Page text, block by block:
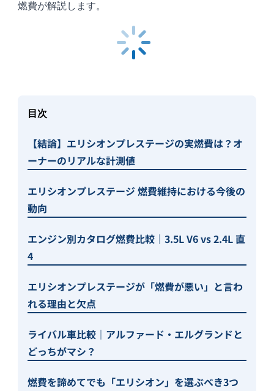
燃費が解説します。
目次
【結論】エリシオンプレステージの実燃費は？オ
ーナーのリアルな計測値
エリシオンプレステージ 燃費維持における今後の
動向
エンジン別カタログ燃費比較｜3.5L V6 vs 2.4L 直
4
エリシオンプレステージが「燃費が悪い」と言わ
れる理由と欠点
ライバル車比較｜アルファード・エルグランドと
どっちがマシ？
燃費を諦めてでも「エリシオン」を選ぶべき3つ